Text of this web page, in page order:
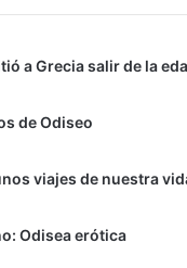
a Grecia salir de la
de Odiseo
viajes de nuestra
Odisea erótica